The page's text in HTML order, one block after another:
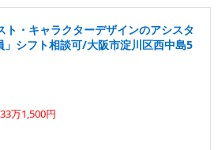
ト・キャラクターデザインのアシスタ
」シフト相談可/大阪市淀川区西中島5
万1,500円